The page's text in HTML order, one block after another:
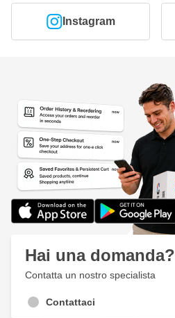
Instagram
Hai una domanda?
Contatta un nostro specialista
Contattaci